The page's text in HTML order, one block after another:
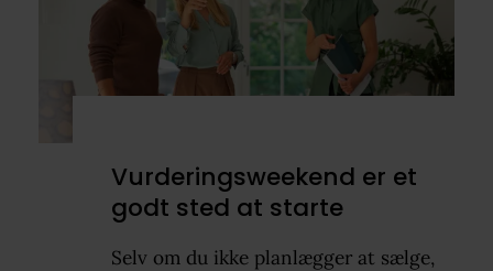
Vurderingsweekend er et
godt sted at starte
Selv om du ikke planlægger at sælge,